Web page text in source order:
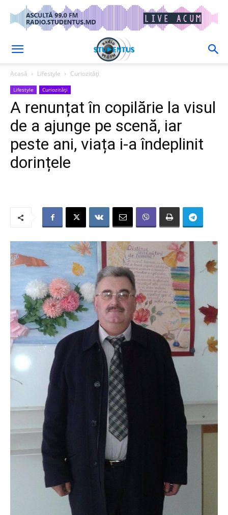
Acasă Lifestyle Curiozități
Lifestyle Curiozități
A renunțat în copilărie la visul
de a ajunge pe scenă, iar
peste ani, viața i-a îndeplinit
dorințele